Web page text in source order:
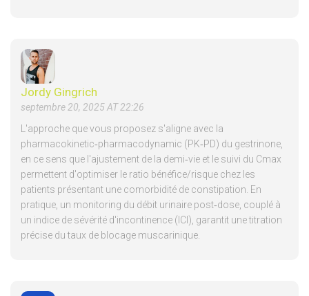
Jordy Gingrich
septembre 20, 2025 AT 22:26
L'approche que vous proposez s'aligne avec la
pharmacokinetic‑pharmacodynamic (PK‑PD) du gestrinone,
en ce sens que l'ajustement de la demi‑vie et le suivi du Cmax
permettent d'optimiser le ratio bénéfice/risque chez les
patients présentant une comorbidité de constipation. En
pratique, un monitoring du débit urinaire post‑dose, couplé à
un indice de sévérité d'incontinence (ICI), garantit une titration
précise du taux de blocage muscarinique.